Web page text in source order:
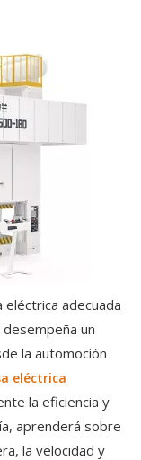
adecuada
un
la automoción
eléctrica
la eficiencia y
aprenderá sobre
la velocidad y